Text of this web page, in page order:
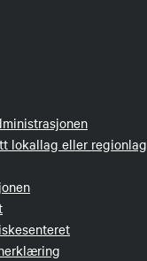
lokallag eller regionlag